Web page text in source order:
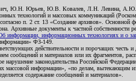
Ю.Н. Юрьев, Ю.В. Ковалев, Л.Н.
технологий и массовых коммуникаций
, согласно п. 2 ст. 13 «Создание архивов». Основной
Архивные документы к частной собственности
информации, информационных технологиях и о
ФЗ-149.
действительности и порочащих
и материалов или их фрагментов,
законодательства Российской
информации», «по делам, вытекающим из
содержание сообщений и материалов».